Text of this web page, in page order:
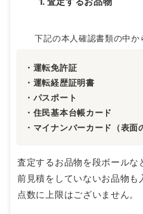
下記の本人確認書類の中か
・運転免許証
・運転経歴証明書
・パスポート
・住民基本台帳カード
・マイナンバーカード（表面
査定するお品物を段ボールな
前見積をしていないお品物も
点数に上限はございません。